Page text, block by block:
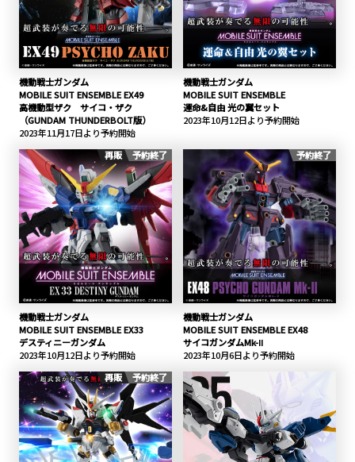
機動戦士ガンダム
MOBILE SUIT ENSEMBLE EX49
高機動型ザク サイコ・ザク
（GUNDAM THUNDERBOLT版）
2023年11月17日より予約開始
機動戦士ガンダム
MOBILE SUIT ENSEMBLE
運命&自由 光の翼セット
2023年10月12日より予約開始
再販 予約終了
機動戦士ガンダム
MOBILE SUIT ENSEMBLE EX33
デスティニーガンダム
2023年10月12日より予約開始
予約終了
機動戦士ガンダム
MOBILE SUIT ENSEMBLE EX48
サイコガンダムMk-Ⅱ
2023年10月6日より予約開始
再販
予約終了